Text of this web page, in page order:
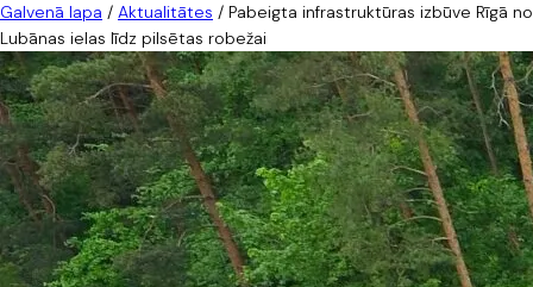
Galvenā lapa / Aktualitātes / Pabeigta infrastruktūras izbūve Rīgā no
Lubānas ielas līdz pilsētas robežai